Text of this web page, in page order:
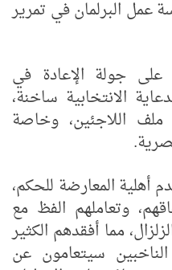
البرلمان في تمرير
جولة الإعادة في
الانتخابية ساخنة،
اللاجئين، وخاصة
المعارضة للحكم،
وتعاملهم الفظ مع
مما أفقدهم الكثير
سيتعامون عن